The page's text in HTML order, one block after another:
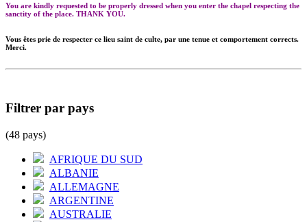
You are kindly requested to be properly dressed when you enter the chapel respecting the
sanctity of the place. THANK YOU.
Vous êtes prie de respecter ce lieu saint de culte, par une tenue et comportement corrects.
Merci.
Filtrer par pays
(48 pays)
AFRIQUE DU SUD
ALBANIE
ALLEMAGNE
ARGENTINE
AUSTRALIE